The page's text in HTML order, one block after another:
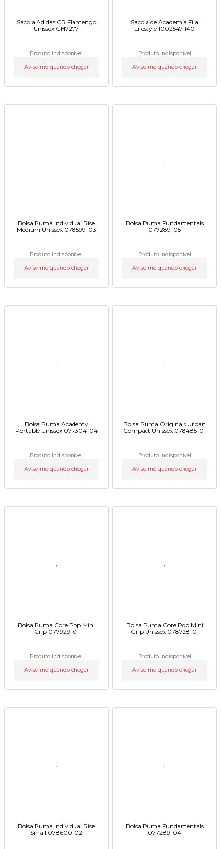
Sacola Adidas CR Flamengo
Unissex GH7277
Produto Indisponível
Avise-me quando chegar
Sacola de Academia Fila
Lifestyle 1002547-140
Produto Indisponível
Avise-me quando chegar
Bolsa Puma Individual Rise
Medium Unissex 078599-03
Produto Indisponível
Avise-me quando chegar
Bolsa Puma Fundamentals
077289-05
Produto Indisponível
Avise-me quando chegar
Bolsa Puma Academy
Portable Unissex 077304-04
Produto Indisponível
Avise-me quando chegar
Bolsa Puma Originals Urban
Compact Unissex 078485-01
Produto Indisponível
Avise-me quando chegar
Bolsa Puma Core Pop Mini
Grip 077929-01
Produto Indisponível
Avise-me quando chegar
Bolsa Puma Core Pop Mini
Grip Unissex 078728-01
Produto Indisponível
Avise-me quando chegar
Bolsa Puma Individual Rise
Small 078600-02
Bolsa Puma Fundamentals
077289-04